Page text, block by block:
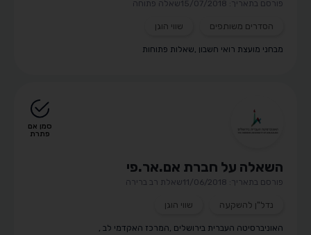
פורסם בתאריך: 15/07/2018 שאלה פתוחה
הסדרים משותפים שווי הוגן
מבחני מועצת רואי חשבון ,שאלות פתוחות
השאלה על חברת אם.אר.פי
פורסם בתאריך: 11/06/2018 שאלת רב ברירה
נדל"ן להשקעה שווי הוגן
האוניברסיטה העברית בירושלים ,המרכז האקדמי לב ,
סמן אם
פתרת